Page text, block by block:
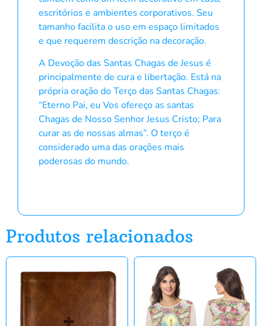
escritórios e ambientes corporativos. Seu
tamanho facilita o uso em espaço limitados
e que requerem descrição na decoração.
A Devoção das Santas Chagas de Jesus é
principalmente de cura e libertação. Está na
própria oração do Terço das Santas Chagas:
“Eterno Pai, eu Vos ofereço as santas
Chagas de Nosso Senhor Jesus Cristo; Para
curar as de nossas almas”. O terço é
considerado uma das orações mais
poderosas do mundo.
Produtos relacionados